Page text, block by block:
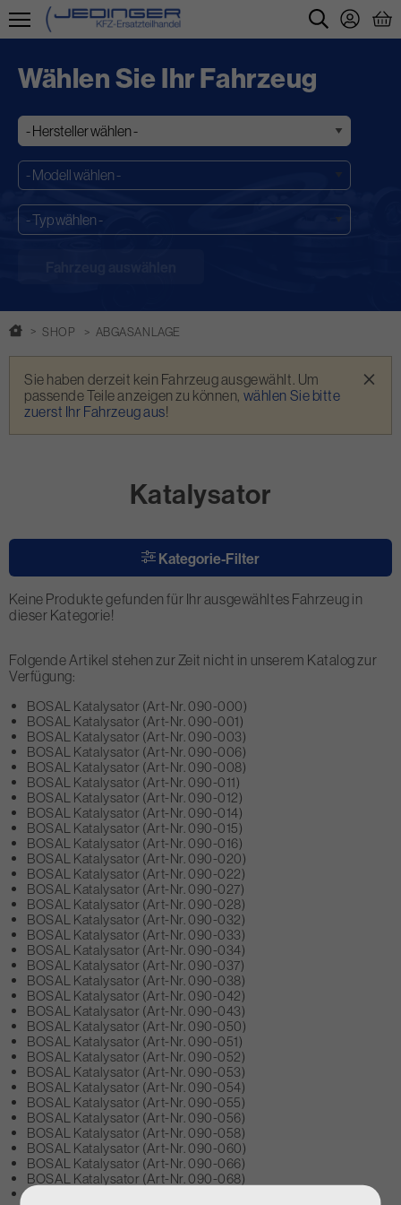
Direkt
Inhalt
Wählen Sie Ihr Fahrzeug
SHOP ABGASANLAGE
Warnmeldung
Sie haben derzeit kein Fahrzeug ausgewählt. Um
passende Teile anzeigen zu können, wählen Sie bitte
zuerst Ihr Fahrzeug aus!
×
Katalysator
Kategorie-Filter
Keine Produkte gefunden für Ihr ausgewähltes Fahrzeug in
dieser Kategorie!
Folgende Artikel stehen zur Zeit nicht in unserem Katalog zur
Verfügung:
BOSAL Katalysator (Art-Nr. 090-000)
BOSAL Katalysator (Art-Nr. 090-001)
BOSAL Katalysator (Art-Nr. 090-003)
BOSAL Katalysator (Art-Nr. 090-006)
BOSAL Katalysator (Art-Nr. 090-008)
BOSAL Katalysator (Art-Nr. 090-011)
BOSAL Katalysator (Art-Nr. 090-012)
BOSAL Katalysator (Art-Nr. 090-014)
BOSAL Katalysator (Art-Nr. 090-015)
BOSAL Katalysator (Art-Nr. 090-016)
BOSAL Katalysator (Art-Nr. 090-020)
BOSAL Katalysator (Art-Nr. 090-022)
BOSAL Katalysator (Art-Nr. 090-027)
BOSAL Katalysator (Art-Nr. 090-028)
BOSAL Katalysator (Art-Nr. 090-032)
BOSAL Katalysator (Art-Nr. 090-033)
BOSAL Katalysator (Art-Nr. 090-034)
BOSAL Katalysator (Art-Nr. 090-037)
BOSAL Katalysator (Art-Nr. 090-038)
BOSAL Katalysator (Art-Nr. 090-042)
BOSAL Katalysator (Art-Nr. 090-043)
BOSAL Katalysator (Art-Nr. 090-050)
BOSAL Katalysator (Art-Nr. 090-051)
BOSAL Katalysator (Art-Nr. 090-052)
BOSAL Katalysator (Art-Nr. 090-053)
BOSAL Katalysator (Art-Nr. 090-054)
BOSAL Katalysator (Art-Nr. 090-055)
BOSAL Katalysator (Art-Nr. 090-056)
BOSAL Katalysator (Art-Nr. 090-058)
BOSAL Katalysator (Art-Nr. 090-060)
BOSAL Katalysator (Art-Nr. 090-066)
BOSAL Katalysator (Art-Nr. 090-068)
BOSAL Katalysator (Art-Nr. 090-069)